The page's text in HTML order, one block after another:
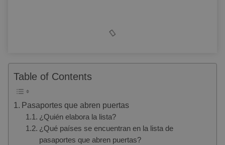
Table of Contents
Pasaportes que abren puertas
¿Quién elabora la lista?
¿Qué países se encuentran en la lista de
pasaportes que abren puertas?